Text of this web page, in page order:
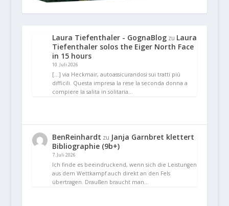
Laura Tiefenthaler - GognaBlogzu Laura
Tiefenthaler solos the Eiger North Face
in 15 hours
10. Juli 2026
[…] via Heckmair, autoassicurandosi sui tratti più
difficili. Questa impresa la rese la seconda donna a
compiere la salita in solitaria…
BenReinhardt zu Janja Garnbret klettert
Bibliographie (9b+)
7. Juli 2026
Ich finde es beeindruckend, wenn sich die Leistungen
aus dem Wettkampf auch direkt an den Fels
übertragen. Draußen braucht man…